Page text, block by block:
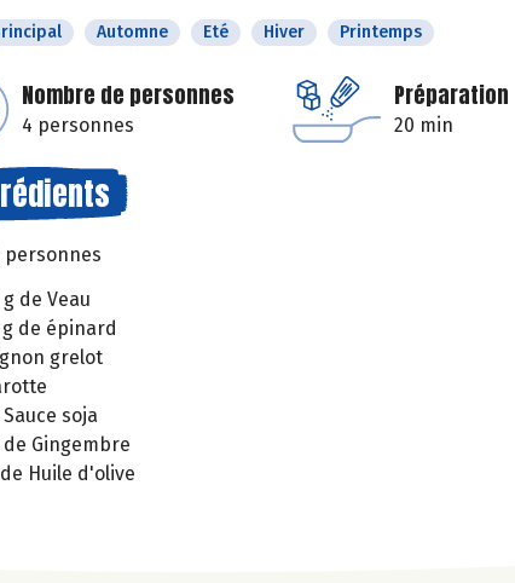
Automne Eté Hiver Printemps
Nombre de personnes
4 personnes
Préparation
20 min
personnes
de Veau
g de épinard
grelot
Sauce soja
de Gingembre
Huile d'olive